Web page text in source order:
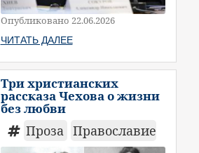
Опубликовано 22.06.2026
ЧИТАТЬ ДАЛЕЕ
Три христианских
рассказа Чехова о жизни
без любви
Проза Православие